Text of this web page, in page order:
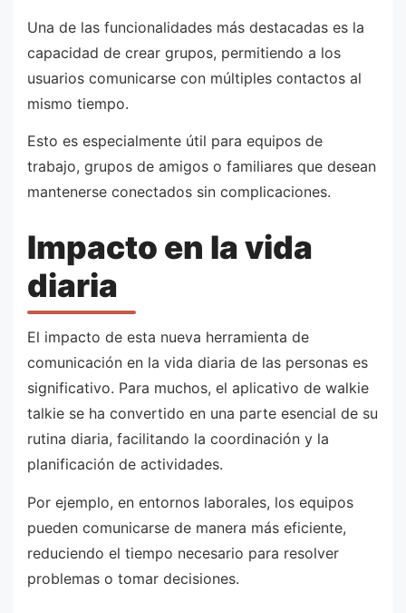
Una de las funcionalidades más destacadas es la
capacidad de crear grupos, permitiendo a los
usuarios comunicarse con múltiples contactos al
mismo tiempo.
Esto es especialmente útil para equipos de
trabajo, grupos de amigos o familiares que desean
mantenerse conectados sin complicaciones.
Impacto en la vida
diaria
El impacto de esta nueva herramienta de
comunicación en la vida diaria de las personas es
significativo. Para muchos, el aplicativo de walkie
talkie se ha convertido en una parte esencial de su
rutina diaria, facilitando la coordinación y la
planificación de actividades.
Por ejemplo, en entornos laborales, los equipos
pueden comunicarse de manera más eficiente,
reduciendo el tiempo necesario para resolver
problemas o tomar decisiones.